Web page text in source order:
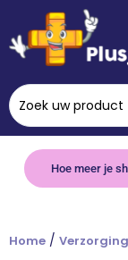
Hoe meer je
Home / Verzorging